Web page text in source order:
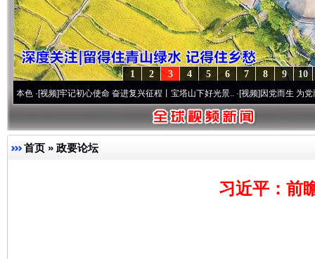
10
9
8
7
6
5
4
3
2
1
牢记初心使命 奋进复兴征程丨宝塔山下好光景..·[视频]因党而生 为党而战——百
首页 » 政要论坛
习近平：前